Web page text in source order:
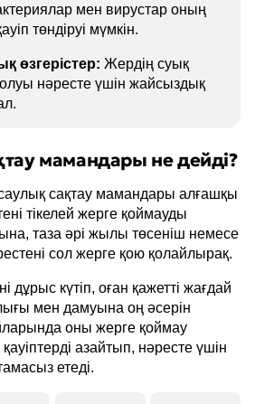
мен вирустар оның
төндіруі мүмкін.
өзгерістер: Жердің суық
нәресте үшін жайсыздық
мамандары не дейді?
сақтау мамандары алғашқы
тікелей жерге қоймауды
таза әрі жылы төсеніш немесе
сол жерге қою қолайлырақ.
дұрыс күтіп, оған қажетті жағдай
мен дамуына оң әсерін
оны жерге қоймау
азайтып, нәресте үшін
етеді.